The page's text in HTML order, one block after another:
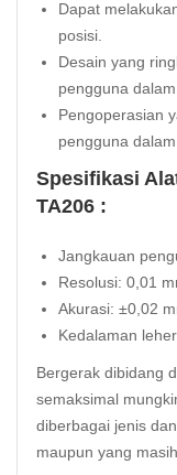
Dapat
posisi.
Desain yang
pengguna
Pengoperasian
pengguna
Spesifikasi
TA206 :
Jangkauan
Resolusi: 0,01
Akurasi: ±0,02
Kedalaman
Bergerak dibidang
semaksimal
diberbagai jenis
maupun yang